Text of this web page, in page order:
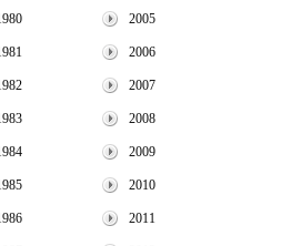
2005
2006
2007
2008
2009
2010
2011